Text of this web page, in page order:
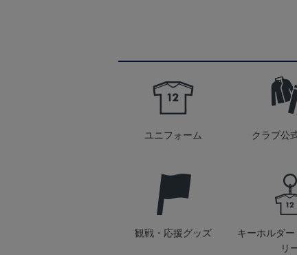
ユニフォーム クラブ公
観戦・応援グッズ
キーホルダ
リ